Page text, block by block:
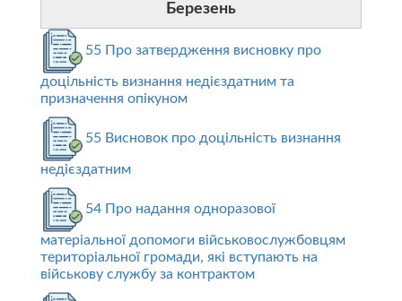
Березень
55 Про затвердження висновку про
доцільність визнання недієздатним та
призначення опікуном
55 Висновок про доцільність визнання
недієздатним
54 Про надання одноразової
матеріальної допомоги військовослужбовцям
територіальної громади, які вступають на
військову службу за контрактом